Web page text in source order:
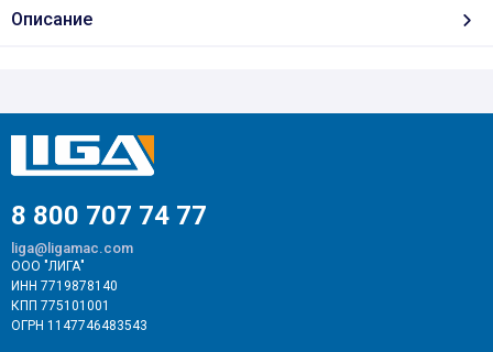
Описание
8 800 707 74 77
liga@ligamac.com
ООО "ЛИГА"
ИНН 7719878140
КПП 775101001
ОГРН 1147746483543